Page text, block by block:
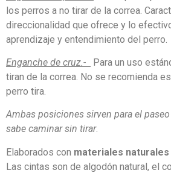
los perros a no tirar de la correa.
direccionalidad que ofrece y lo
aprendizaje y entendimiento del perro.
Enganche de cruz.-
Para un uso
tiran de la correa. No se recomienda
perro tira.
Ambas posiciones sirven para el
sabe caminar sin tirar.
Elaborados con materiales naturales
Las cintas son de algodón natural, el